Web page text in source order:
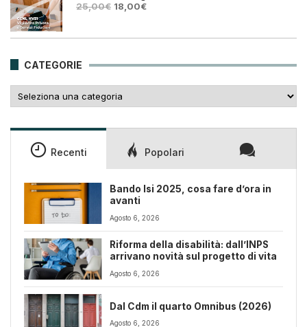
25,00€ Il
era:
18,00€Il
è:
CATEGORIE
Recenti Popolari
Bando Isi 2025, cosa fare d’ora in
avanti
Agosto 6, 2026
Riforma della disabilità: dall’INPS
arrivano novità sul progetto di vita
Agosto 6, 2026
Dal Cdm il quarto Omnibus (2026)
Agosto 6, 2026